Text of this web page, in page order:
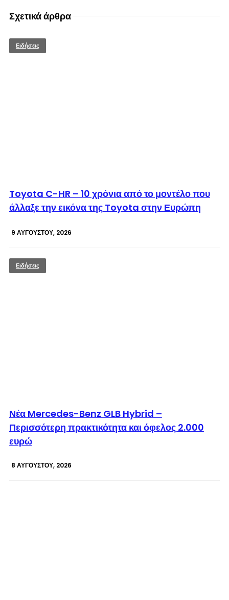
Σχετικά άρθρα
Ειδήσεις
Toyota C-HR – 10 χρόνια από το μοντέλο που
άλλαξε την εικόνα της Toyota στην Ευρώπη
9 ΑΥΓΟΎΣΤΟΥ, 2026
Ειδήσεις
Νέα Mercedes-Benz GLB Hybrid –
Περισσότερη πρακτικότητα και όφελος 2.000
ευρώ
8 ΑΥΓΟΎΣΤΟΥ, 2026